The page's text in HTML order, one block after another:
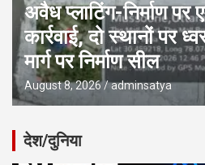
उत्तराखंड में 9.87 लाख
बड़ी सौगात,
किए ₹146.32 करोड़
August 8, 2026 adminsatya
देश/दुनिया